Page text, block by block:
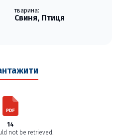
тварина:
Свиня, Птиця
14
not be retrieved.